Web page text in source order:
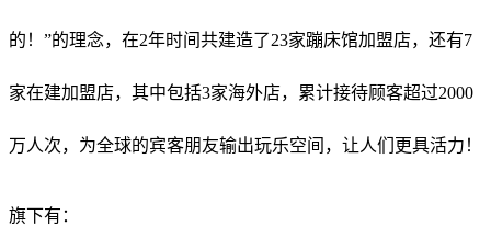
的！”的理念，在2年时间共建造了23家蹦床馆加盟店，还有7
家在建加盟店，其中包括3家海外店，累计接待顾客超过2000
万人次，为全球的宾客朋友输出玩乐空间，让人们更具活力！
旗下有：